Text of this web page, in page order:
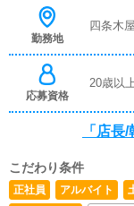
す。
情報や
力出来
お過ご
行って
勤務地
四条木
応募資格
20歳以
「店長/
こだわり条件
正社員 アルバイト